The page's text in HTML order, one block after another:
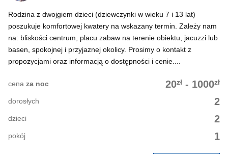
Rodzina z dwojgiem dzieci (dziewczynki w wieku 7 i 13 lat)
poszukuje komfortowej kwatery na wskazany termin. Zależy nam
na: bliskości centrum, placu zabaw na terenie obiektu, jacuzzi lub
basen, spokojnej i przyjaznej okolicy. Prosimy o kontakt z
propozycjami oraz informacją o dostępności i cenie....
20zł - 1000zł
cena za noc
2
dorosłych
2
dzieci
1
pokój